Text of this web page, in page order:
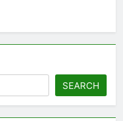
SEARCH